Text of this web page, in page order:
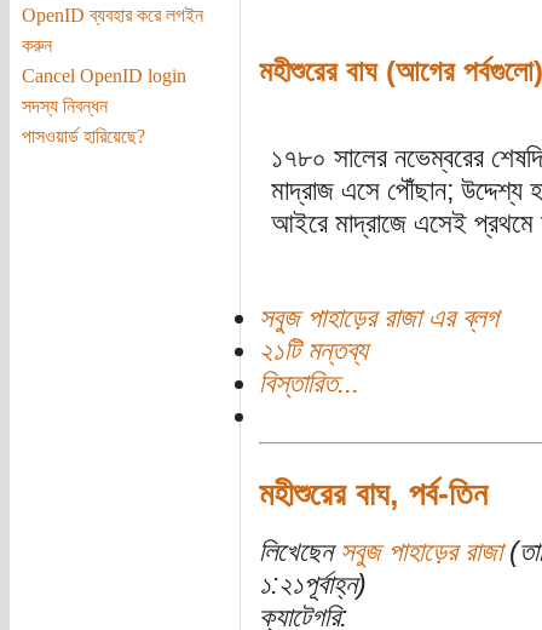
OpenID ব্যবহার করে লগইন
করুন
Cancel OpenID login
সদস্য নিবন্ধন
পাসওয়ার্ড হারিয়েছে?
মহীশুরের বাঘ (আগের পর্বগুলো)
১৭৮০ সালের নভেম্বরের
মাদ্রাজ এসে পৌঁছান; উদ্দেশ্য
আইরে মাদ্রাজে এসেই প্রথমে
সবুজ পাহাড়ের রাজা এর ব্লগ
২১টি মন্তব্য
বিস্তারিত...
মহীশুরের বাঘ, পর্ব-তিন
লিখেছেন সবুজ পাহাড়ের রাজা
১:২১পূর্বাহ্ন)
ক্যাটেগরি: